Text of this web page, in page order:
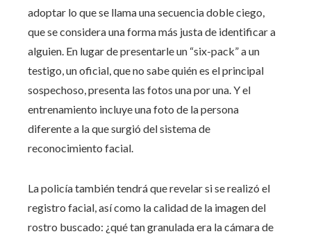
adoptar lo que se llama una secuencia doble ciego,
que se considera una forma más justa de identificar a
alguien. En lugar de presentarle un “six-pack” a un
testigo, un oficial, que no sabe quién es el principal
sospechoso, presenta las fotos una por una. Y el
entrenamiento incluye una foto de la persona
diferente a la que surgió del sistema de
reconocimiento facial.
La policía también tendrá que revelar si se realizó el
registro facial, así como la calidad de la imagen del
rostro buscado: ¿qué tan granulada era la cámara de